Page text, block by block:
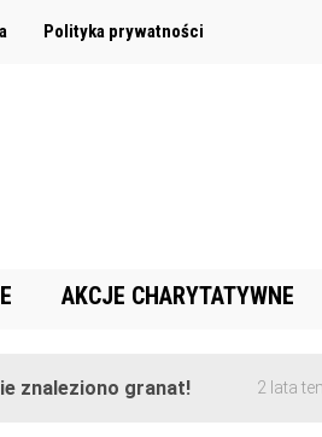
Polityka prywatności
AKCJE CHARYTATYWNE
granat! 2 lata temu